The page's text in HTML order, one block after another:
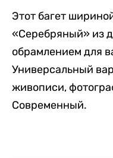
Этот багет
«Серебряный» из
обрамлением для
Универсальный
живописи,
Современный.